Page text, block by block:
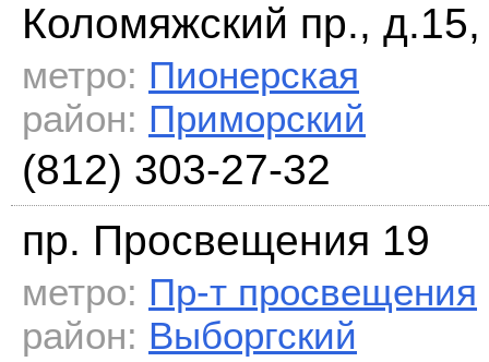
Коломяжский пр., д.15,
метро: Пионерская
район: Приморский
(812) 303-27-32
пр. Просвещения 19
метро: Пр-т просвещения
район: Выборгский